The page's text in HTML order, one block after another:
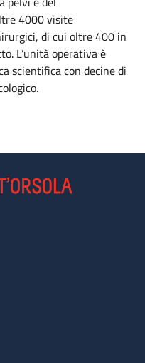
4000 visite
di cui oltre 400 in
L’unità operativa è
scientifica con decine di